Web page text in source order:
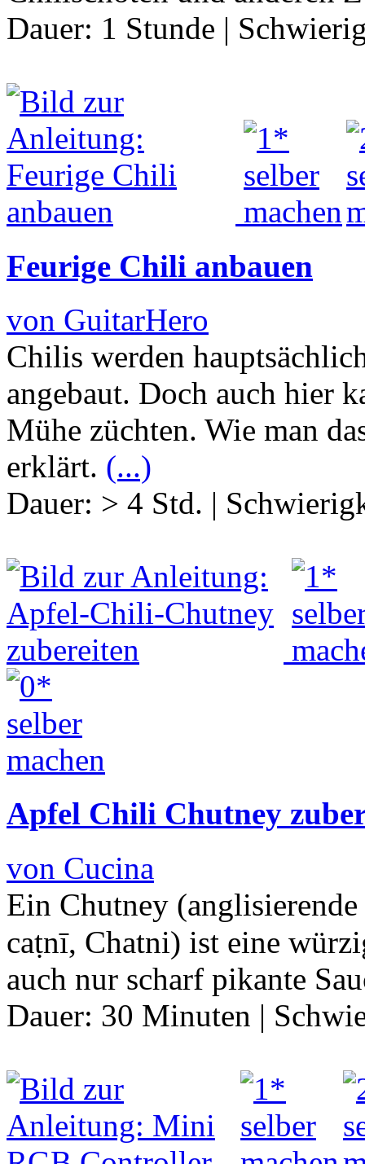
Dauer: 1 Stunde |
Feurige Chili anbauen
von GuitarHero
Chilis werden
angebaut. Doch auch hier
Mühe züchten. Wie man
erklärt. (...)
Dauer: > 4 Std. |
Apfel Chili Chutney
von Cucina
Ein Chutney
caṭnī, Chatni) ist eine
auch nur scharf pikante
Dauer: 30 Minuten |